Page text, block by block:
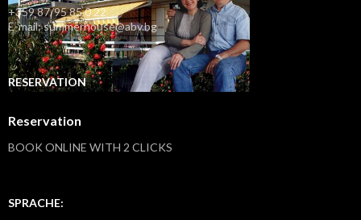
+359 87/95 85 0 22
E-mail: summerhouse@abv.bg
RESERVATION
Reservation
BOOK ONLINE WITH 2 CLICKS
SPRACHE: